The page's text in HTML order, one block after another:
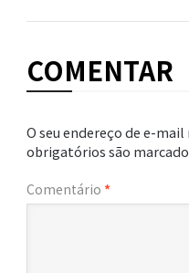
COMENTAR
O seu endereço de e-
obrigatórios são
Comentário *